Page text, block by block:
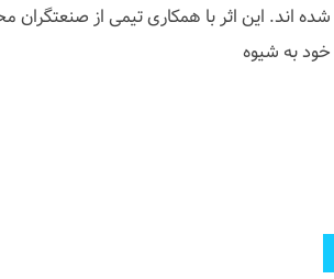
شده اند. این اثر با همکاری تیمی از صنعتگران
خود به شیوه